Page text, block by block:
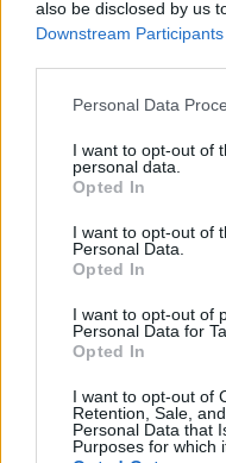
also be disclosed by us
Downstream Participants
Please note that this
not limited to your visit
grant or deny consent
use your data for below
consent section.
Personal Data
I want to opt-out of
personal data.
Opted In
I want to opt-out of
Personal Data.
Opted In
I want to opt-out of
Personal Data for
Opted In
I want to opt-out of
Retention, Sale,
Personal Data that
Purposes for which
investimenti solidi in
lavorare di più per te.
Divide il corso in 4
Perché investire?
Cosa sta investendo?
Come posso
Dove investire?
Il corso include lezioni
mercato, veicoli di
rischio. Barratt si tuffa
portafoglio equilibrato
creazione di ricchezza